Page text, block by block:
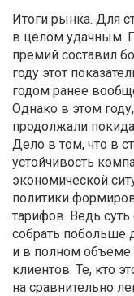
Итоги рынка. Для
в целом удачным.
премий составил
году этот
годом ранее
Однако в этом
продолжали
Дело в том, что в
устойчивость
экономической
политики
тарифов. Ведь
собрать побольше
и в полном объеме
клиентов. Те, кто
на сравнительно